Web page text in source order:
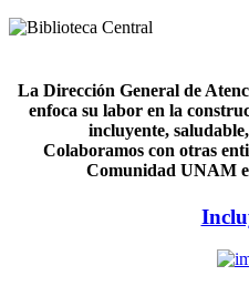
La Dirección General de
enfoca su labor en la
incluyente,
Colaboramos con otras
Comunidad UNAM